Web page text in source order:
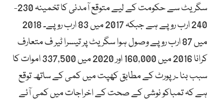
سگریٹ سے حکومت کے لیے متوقع آمدنی کا تخمینہ 230-
240 ارب روپے ہے جبکہ 2017 میں 83 ارب روپے۔ 2018
میں 87 ارب روپے وصول ہوا سگریٹ پر تیسرا ٹیر ف متعارف
کرانا 2016 میں 160,000 اور 2020 میں 337,500 اموات کا
سبب بنا ۔رپورٹ کے مطابق کھپت میں کمی کے ساتھ توقع
ہے کہ تمباکو نوشی کے صحت کے اخراجات میں کمی آئے